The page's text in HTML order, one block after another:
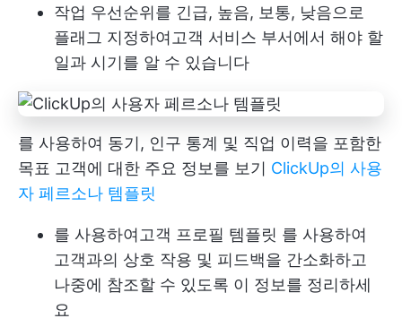
작업 우선순위를 긴급, 높음, 보통, 낮음으로
플래그 지정하여고객 서비스 부서에서 해야 할
일과 시기를 알 수 있습니다
를 사용하여 동기, 인구 통계 및 직업 이력을 포함한
목표 고객에 대한 주요 정보를 보기 ClickUp의 사용
자 페르소나 템플릿
를 사용하여고객 프로필 템플릿 를 사용하여
고객과의 상호 작용 및 피드백을 간소화하고
나중에 참조할 수 있도록 이 정보를 정리하세
요